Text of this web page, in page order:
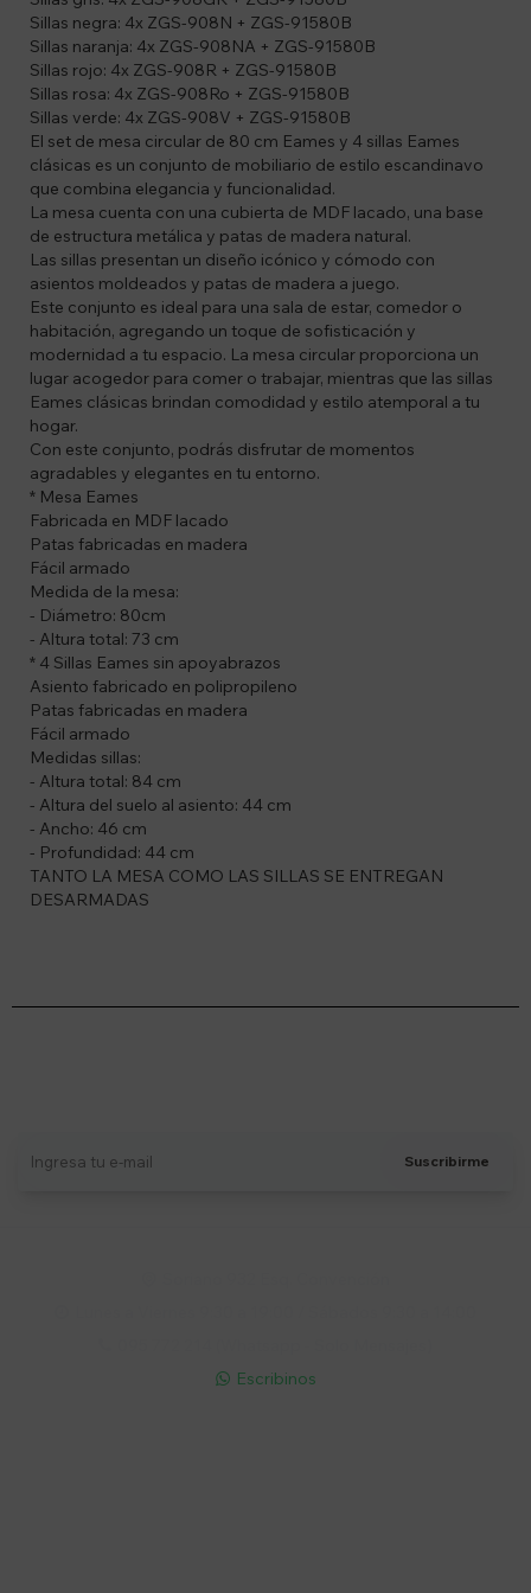
Sillas negra: 4x ZGS-908N + ZGS-91580B
Sillas naranja: 4x ZGS-908NA + ZGS-91580B
Sillas rojo: 4x ZGS-908R + ZGS-91580B
Sillas rosa: 4x ZGS-908Ro + ZGS-91580B
Sillas verde: 4x ZGS-908V + ZGS-91580B
El set de mesa circular de 80 cm Eames y 4 sillas Eames
clásicas es un conjunto de mobiliario de estilo escandinavo
que combina elegancia y funcionalidad.
La mesa cuenta con una cubierta de MDF lacado, una base
de estructura metálica y patas de madera natural.
Las sillas presentan un diseño icónico y cómodo con
asientos moldeados y patas de madera a juego.
Este conjunto es ideal para una sala de estar, comedor o
habitación, agregando un toque de sofisticación y
modernidad a tu espacio. La mesa circular proporciona un
lugar acogedor para comer o trabajar, mientras que las sillas
Eames clásicas brindan comodidad y estilo atemporal a tu
hogar.
Con este conjunto, podrás disfrutar de momentos
agradables y elegantes en tu entorno.
* Mesa Eames
Fabricada en MDF lacado
Patas fabricadas en madera
Fácil armado
Medida de la mesa:
- Diámetro: 80cm
- Altura total: 73 cm
* 4 Sillas Eames sin apoyabrazos
Asiento fabricado en polipropileno
Patas fabricadas en madera
Fácil armado
Medidas sillas:
- Altura total: 84 cm
- Altura del suelo al asiento: 44 cm
- Ancho: 46 cm
- Profundidad: 44 cm
TANTO LA MESA COMO LAS SILLAS SE ENTREGAN
DESARMADAS
Suscribirme
 Escribinos